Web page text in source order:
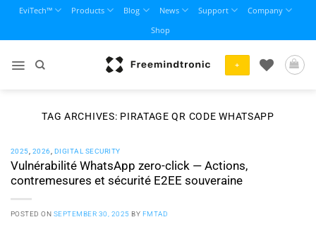
content
EviTech™ Products Blog News Support
Company
Shop
+
TAG ARCHIVES: PIRATAGE QR CODE WHATSAPP
2025 2026 DIGITAL SECURITY
Vulnérabilité WhatsApp zero-click — Actions,
contremesures et sécurité E2EE souveraine
POSTED ON SEPTEMBER 30, 2025 BY FMTAD